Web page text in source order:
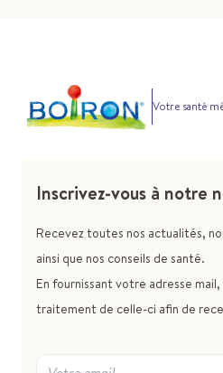
Votre santé
Inscrivez-vous à notre
Recevez toutes nos actualités,
ainsi que nos conseils de santé.
En fournissant votre adresse
traitement de celle-ci afin de